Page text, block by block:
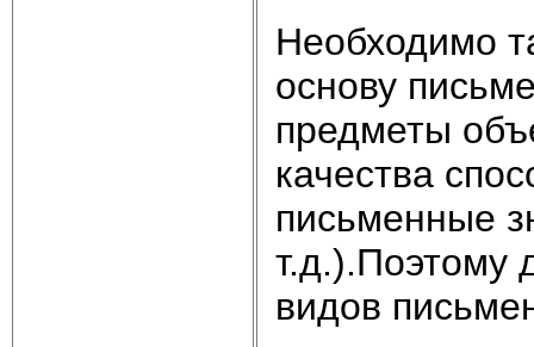
Необходимо
основу
предметы
качества
письменные
т.д.).Поэтому
видов